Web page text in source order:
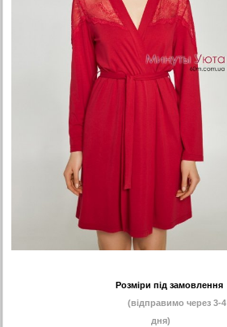
Розміри під замовлення
(відправимо через 3-4
дня)